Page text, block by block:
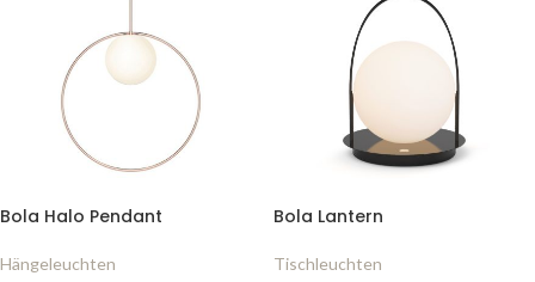
Bola Halo Pendant
Hängeleuchten
Bola Lantern
Tischleuchten